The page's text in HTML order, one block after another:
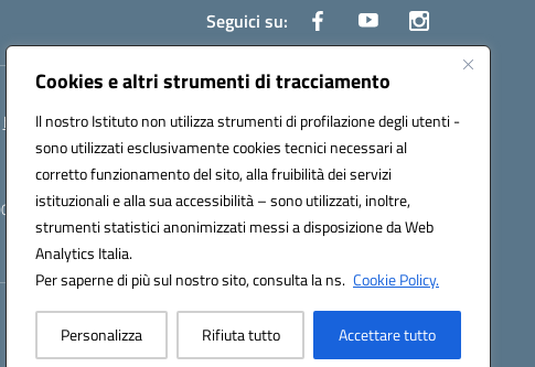
Cookies e altri strumenti di tracciamento
Il nostro Istituto non utilizza strumenti di profilazione degli utenti -
sono utilizzati esclusivamente cookies tecnici necessari al
corretto funzionamento del sito, alla fruibilità dei servizi
istituzionali e alla sua accessibilità – sono utilizzati, inoltre,
strumenti statistici anonimizzati messi a disposizione da Web
Analytics Italia.
Per saperne di più sul nostro sito, consulta la ns. Cookie Policy.
Personalizza Rifiuta tutto Accettare tutto
Seguici su:
bapc150004@pec.istruzione.it